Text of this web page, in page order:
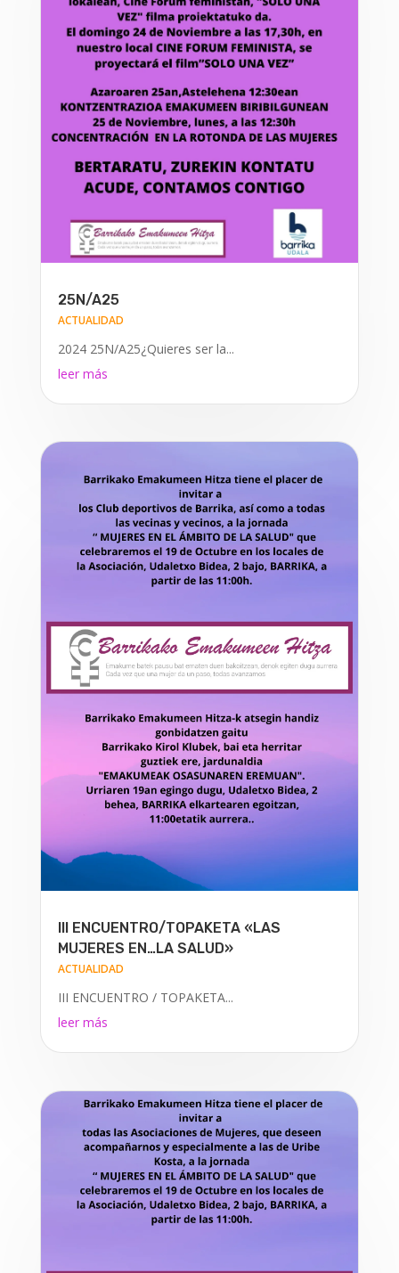
25N/A25
ACTUALIDAD
2024 25N/A25¿Quieres ser la...
leer más
III ENCUENTRO/TOPAKETA «LAS
MUJERES EN…LA SALUD»
ACTUALIDAD
III ENCUENTRO / TOPAKETA...
leer más